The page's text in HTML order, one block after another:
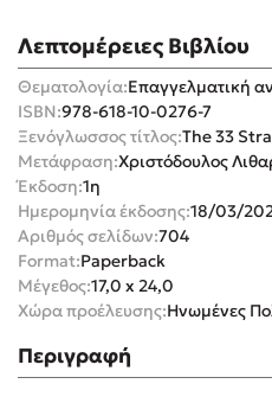
Mel Robbins
Η μέθοδος
Δημοφιλείς Συγγραφείς
Λεπτομέρειες Βιβλίου
Θεματολογία:Επαγγελματική
ISBN:978-618-10-0276-7
Ξενόγλωσσος τίτλος:The 33
Μετάφραση:Χριστόδουλος
Έκδοση:1η
Ημερομηνία έκδοσης:18/03/
Αριθμός σελίδων:704
Format:Paperback
Μέγεθος:17,0 x 24,0
Χώρα προέλευσης:Ηνωμένες
Περιγραφή